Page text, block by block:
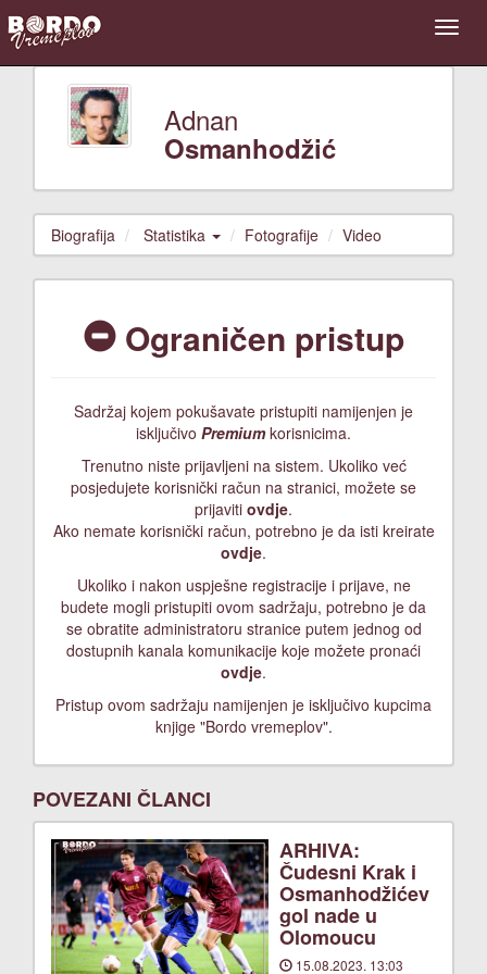
Adnan
Osmanhodžić
Biografija Statistika Fotografije Video
Ograničen pristup
Sadržaj kojem pokušavate pristupiti namijenjen je
isključivo Premiumkorisnicima.
Trenutno niste prijavljeni na sistem. Ukoliko već
posjedujete korisnički račun na stranici, možete se
prijaviti ovdje.
Ako nemate korisnički račun, potrebno je da isti kreirate
ovdje.
Ukoliko i nakon uspješne registracije i prijave, ne
budete mogli pristupiti ovom sadržaju, potrebno je da
se obratite administratoru stranice putem jednog od
dostupnih kanala komunikacije koje možete pronaći
ovdje.
Pristup ovom sadržaju namijenjen je isključivo kupcima
knjige "Bordo vremeplov".
POVEZANI ČLANCI
ARHIVA:
Čudesni Krak i
Osmanhodžićev
gol nade u
Olomoucu
15.08.2023. 13:03